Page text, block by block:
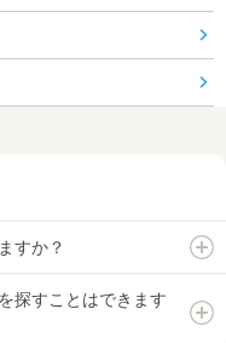
すか？
探すことはできます